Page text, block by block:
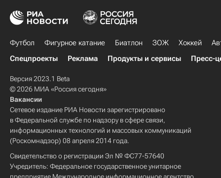
Футбол Фигурное катание Биатлон ЗОЖ Хоккей
Спецпроекты
Реклама Продукты и сервисы Пресс-
Версия 2023.1 Beta
© 2026 МИА «Россия сегодня»
Вакансии
Сетевое издание РИА Новости зарегистрировано
в Федеральной службе по надзору в сфере связи,
информационных технологий и массовых коммуникаций
(Роскомнадзор) 08 апреля 2014 года.
Свидетельство о регистрации Эл № ФС77-57640
Учредитель: Федеральное государственное унитарное